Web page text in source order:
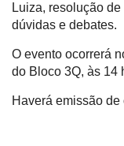
Luiza, resolução
dúvidas e debates.
O evento ocorrerá
do Bloco 3Q, às 14
Haverá emissão de